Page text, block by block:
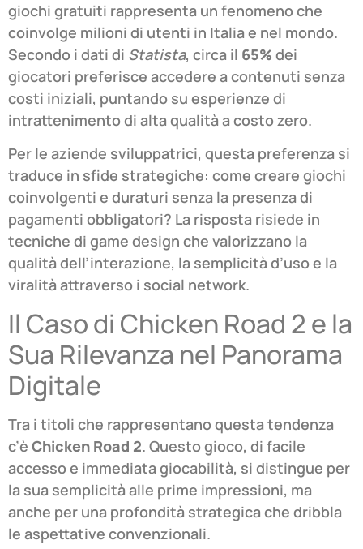
giochi gratuiti rappresenta un fenomeno che
coinvolge milioni di utenti in Italia e nel mondo.
Secondo i dati di Statista, circa il 65% dei
giocatori preferisce accedere a contenuti senza
costi iniziali, puntando su esperienze di
intrattenimento di alta qualità a costo zero.
Per le aziende sviluppatrici, questa preferenza si
traduce in sfide strategiche: come creare giochi
coinvolgenti e duraturi senza la presenza di
pagamenti obbligatori? La risposta risiede in
tecniche di game design che valorizzano la
qualità dell’interazione, la semplicità d’uso e la
viralità attraverso i social network.
Il Caso di Chicken Road 2 e la
Sua Rilevanza nel Panorama
Digitale
Tra i titoli che rappresentano questa tendenza
c’è Chicken Road 2. Questo gioco, di facile
accesso e immediata giocabilità, si distingue per
la sua semplicità alle prime impressioni, ma
anche per una profondità strategica che dribbla
le aspettative convenzionali.